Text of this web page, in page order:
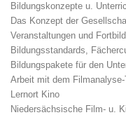
Bildungskonzepte u.
Das Konzept der
Veranstaltungen und
Bildungsstandards,
Bildungspakete für den
Arbeit mit dem
Lernort Kino
Niedersächsische Film- u.